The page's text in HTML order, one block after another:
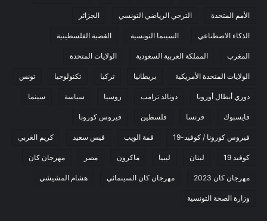
الأمم المتحدة الترجي الرياضي التونسي الجزائر
الذكاء الاصطناعي السينما التونسية القضية الفلسطينية
المغرب المملكة العربية السعودية الولايات المتحدة
الولايات المتحدة الأمريكية بريطانيا تركيا تكنولوجيا تونس
دوري أبطال أوروبا دونالد ترامب روسيا سياسة سينما
فايسبوك فرنسا فلسطين فيروس كورونا
فيروس كورونا / كوفيد-19 قمة الويب قيس سعيد كريم الغربي
كوفيد 19 لبنان ليبيا ماكرون مصر مهرجان كان
مهرجان كان 2023 مهرجان كان السينمائي هشام المشيشي
وزارة الصحة التونسية